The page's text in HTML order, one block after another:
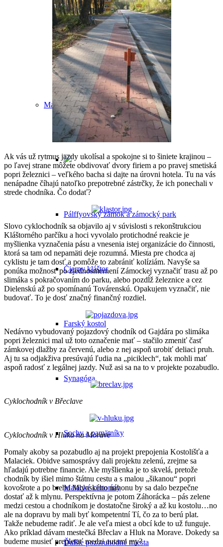
Príbeh Maliny
Malacké pamiatky
Pálffyovský zámok a zámocký park
Čierny kláštor
Farský kostol
Synagóga
Sochy a pamätníky
Malacké cintoríny
Ďalšie pozoruhodné miesta
Ak vás už rytmus jazdy ukolísal a spokojne si to šiniete krajinou –
po ľavej strane môžete obdivovať dvory firiem a po pravej smetiská
popri železnici – veľkého bacha si dajte na úrovni hotela. Tu na vás
nenápadne číhajú natoľko prepotrebné zástrčky, že ich ponechali v
strede chodníka. Čo dodať?
Slovo cyklochodník sa objavilo aj v súvislosti s rekonštrukciou
Kláštorného parčíku a hoci vyvolalo protichodné reakcie je
myšlienka vyznačenia pásu a vnesenia istej organizácie do činnosti,
ktorá sa tam od nepamäti deje rozumná. Miesta pre chodca aj
cyklistu je tam dosť a pomôže to zabrániť kolíziám. Navyše sa
ponúka možnosť po zjednosmernení Zámockej vyznačiť trasu až po
slimáka s pokračovaním do parku, alebo pozdĺž železnice a cez
Dielenskú až po spomínanú Továrenskú. Opakujem vyznačiť, nie
budovať. To je dosť značný finančný rozdiel.
Nedávno vybudovaný pojazdový chodník od Gajdára po slimáka
popri železnici mal už toto označenie mať – stačilo zmeniť časť
zámkovej dlažby za červenú, alebo z nej aspoň urobiť deliaci pruh.
Aj tu sa odjakživa presúvajú ľudia na „piciklech“, tak mohli mať
aspoň radosť z legálnej jazdy. Nuž asi sa na to v projekte pozabudlo.
Cyklochodník v Břeclave
Cyklochodník v Hluku na Morave
Pomaly akoby sa pozabudlo aj na projekt prepojenia Kostolišťa a
Malaciek. Obidve samosprávy dali projektu zelenú, zrejme sa
hľadajú potrebne financie. Ale myšlienka je to skvelá, pretože
chodník by išiel mimo štátnu cestu a s malou „šikanou“ popri
kovošrote a po brehu Mlynského náhonu by sa dalo bezpečne
dostať až k mlynu. Perspektívna je potom Záhorácka – pás zelene
medzi cestou a chodníkom je dostatočne široký a až ku kostolu…no
ale na dopravu by mali byť kompetentní Tí, čo za to berú plat.
Takže nebudeme radiť. Je ale veľa miest a obcí kde to už funguje.
Ako príklad dávam mestečká Břeclav a Hluk na Morave. Dokedy sa
budeme musieť prepletať medzi autami my?